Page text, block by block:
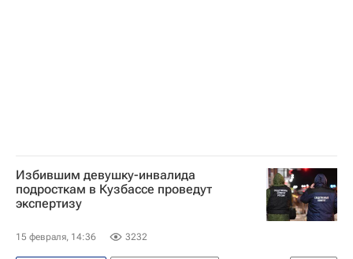
Избившим девушку-инвалида
подросткам в Кузбассе проведут
экспертизу
15 февраля, 14:36 3232